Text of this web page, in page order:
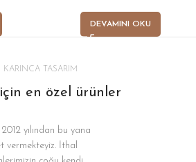
DEVAMINI OKU
KARINCA TASARIM
en özel ürünler
yılından bu yana
vermekteyiz. İthal